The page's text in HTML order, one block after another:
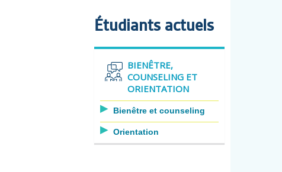
Étudiants actuels
BIENÊTRE,
COUNSELING ET
ORIENTATION
Bienêtre et counseling
Orientation